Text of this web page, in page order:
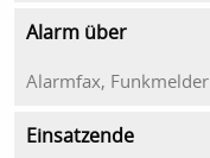
Alarm über
Alarmfax, Funkmelder
Einsatzende